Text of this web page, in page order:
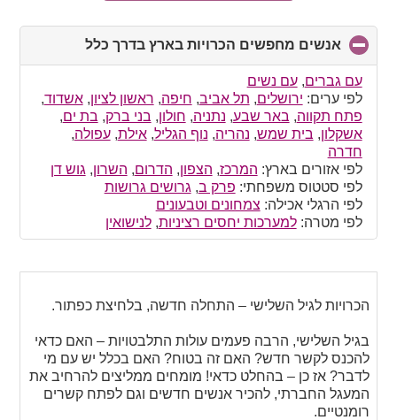
אנשים מחפשים הכרויות בארץ בדרך כלל
to
contents
עם גברים,עם נשים
לפי ערים: ירושלים, תל אביב, חיפה, ראשון לציון,אשדוד,
פתח תקווה, באר שבע, נתניה, חולון, בני ברק, בת ים,
אשקלון, בית שמש, נהריה, נוף הגליל,אילת,עפולה,
חדרה
לפי אזורים בארץ: המרכז, הצפון, הדרום, השרון, גוש דן
לפי סטטוס משפחתי: פרק ב, גרושים גרושות
לפי הרגלי אכילה: צמחונים וטבעונים
לפי מטרה: למערכות יחסים רציניות,לנישואין
הכרויות לגיל השלישי – התחלה חדשה, בלחיצת כפתור.
בגיל השלישי, הרבה פעמים עולות התלבטויות – האם כדאי
להכנס לקשר חדש? האם זה בטוח? האם בכלל יש עם מי
לדבר? אז כן – בהחלט כדאי! מומחים ממליצים להרחיב את
המעגל החברתי, להכיר אנשים חדשים וגם לפתח קשרים
רומנטיים.